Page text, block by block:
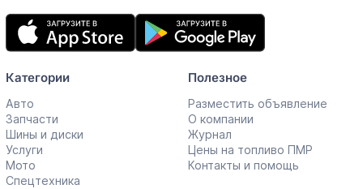
Мобильное
приложение
Категории
Авто
Запчасти
Шины и диски
Услуги
Мото
Спецтехника
Полезное
Разместить объявление
О компании
Журнал
Цены на топливо ПМР
Контакты и помощь